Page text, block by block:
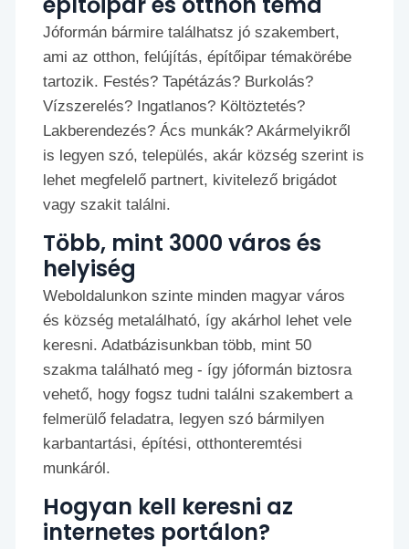
Jóformán bármire találhatsz jó szakembert,
ami az otthon, felújítás, építőipar témakörébe
tartozik. Festés? Tapétázás? Burkolás?
Vízszerelés? Ingatlanos? Költöztetés?
Lakberendezés? Ács munkák? Akármelyikről
is legyen szó, település, akár község szerint is
lehet megfelelő partnert, kivitelező brigádot
vagy szakit találni.
Több, mint 3000 város és
helyiség
Weboldalunkon szinte minden magyar város
és község metalálható, így akárhol lehet vele
keresni. Adatbázisunkban több, mint 50
szakma található meg - így jóformán biztosra
vehető, hogy fogsz tudni találni szakembert a
felmerülő feladatra, legyen szó bármilyen
karbantartási, építési, otthonteremtési
munkáról.
Hogyan kell keresni az
internetes portálon?